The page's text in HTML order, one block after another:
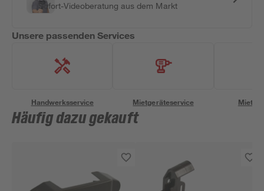
Sofort-Videoberatung aus dem Markt
Unsere passenden Services
Handwerksservice Mietgeräteservice
Häufig dazu gekauft